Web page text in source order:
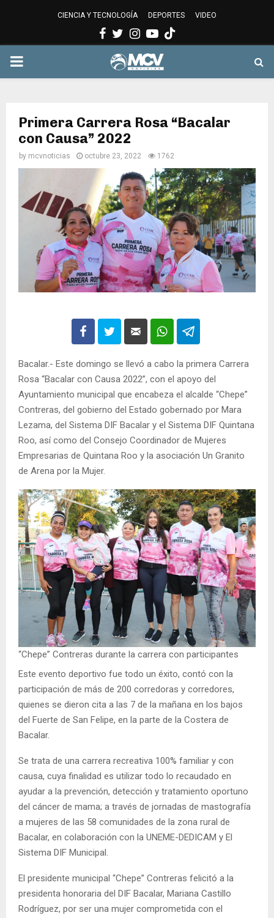
CIENCIA Y TECNOLOGÍA DEPORTES VIDEO
Facebook
Twitter
Instagram
Youtube
PRIMARY
Primera Carrera Rosa “Bacalar
con Causa” 2022
by mcvnoticias octubre 23, 2022 1762
Bacalar.- Este domingo se llevó a cabo la primera Carrera
Rosa “Bacalar con Causa 2022”, con el apoyo del
Ayuntamiento municipal que encabeza el alcalde “Chepe”
Contreras, del gobierno del Estado gobernado por Mara
Lezama, del Sistema DIF Bacalar y el Sistema DIF Quintana
Roo, así como del Consejo Coordinador de Mujeres
Empresarias de Quintana Roo y la asociación Un Granito
de Arena por la Mujer.
“Chepe” Contreras durante la carrera con participantes
Este evento deportivo fue todo un éxito, contó con la
participación de más de 200 corredoras y corredores,
quienes se dieron cita a las 7 de la mañana en los bajos
del Fuerte de San Felipe, en la parte de la Costera de
Bacalar.
Se trata de una carrera recreativa 100% familiar y con
causa, cuya finalidad es utilizar todo lo recaudado en
ayudar a la prevención, detección y tratamiento oportuno
del cáncer de mama; a través de jornadas de mastografía
a mujeres de las 58 comunidades de la zona rural de
Bacalar, en colaboración con la UNEME-DEDICAM y El
Sistema DIF Municipal.
El presidente municipal “Chepe” Contreras felicitó a la
presidenta honoraria del DIF Bacalar, Mariana Castillo
Rodríguez, por ser una mujer comprometida con el